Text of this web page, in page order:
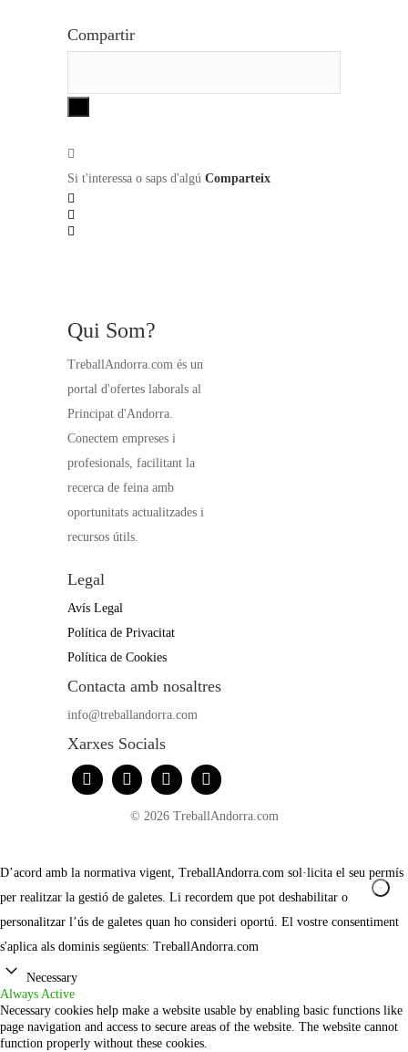
Compartir
Si t'interessa o saps d'algú Comparteix
Qui Som?
TreballAndorra.com és un
portal d'ofertes laborals al
Principat d'Andorra.
Conectem empreses i
profesionals, facilitant la
recerca de feina amb
oportunitats actualitzades i
recursos útils.
Legal
Avís Legal
Política de Privacitat
Política de Cookies
Contacta amb nosaltres
info@treballandorra.com
Xarxes Socials
© 2026 TreballAndorra.com
D’acord amb la normativa vigent, TreballAndorra.com sol·licita el seu permís
per realitzar la gestió de galetes. Li recordem que pot deshabilitar o
personalitzar l’ús de galetes quan ho consideri oportú. El vostre consentiment
s'aplica als dominis següents: TreballAndorra.com
Necessary
Always Active
Necessary cookies help make a website usable by enabling basic functions like
page navigation and access to secure areas of the website. The website cannot
function properly without these cookies.